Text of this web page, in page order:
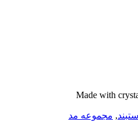
Made with
, مجموعه مد